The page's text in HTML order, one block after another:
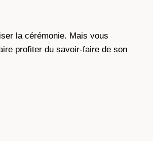
la cérémonie. Mais vous
profiter du savoir-faire de son